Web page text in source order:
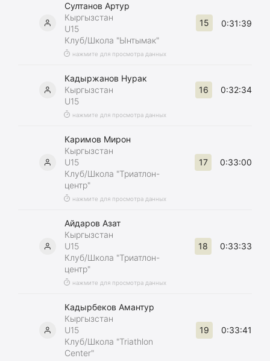
Султанов Артур
Кыргызстан
U15
Клуб/Школа "Ынтымак"
нажмите для просмотра данных
15 0:31:39
Кадыржанов Нурак
Кыргызстан
U15
нажмите для просмотра данных
16 0:32:34
Каримов Мирон
Кыргызстан
U15
Клуб/Школа "Триатлон-
центр"
нажмите для просмотра данных
17 0:33:00
Айдаров Азат
Кыргызстан
U15
Клуб/Школа "Триатлон-
центр"
нажмите для просмотра данных
18 0:33:33
Кадырбеков Амантур
Кыргызстан
U15
Клуб/Школа "Triathlon
Center"
19 0:33:41